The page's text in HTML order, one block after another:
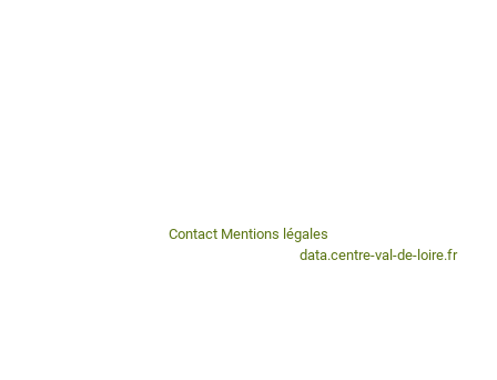
Contact Mentions légales
data.centre-val-de-loire.fr